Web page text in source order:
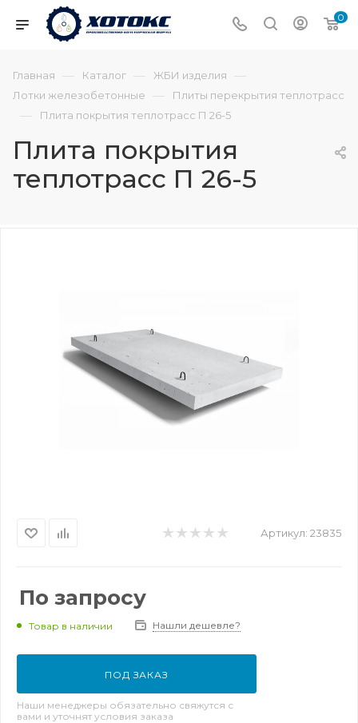
0
Главная — Каталог — ЖБИ изделия —
Лотки железобетонные — Плиты перекрытия теплотрасс
— Плита покрытия теплотрасс П 26-5
Плита покрытия
теплотрасс П 26-5
Артикул: 23835
По запросу
Товар в наличии Нашли дешевле?
ПОД ЗАКАЗ
Наши менеджеры обязательно свяжутся с
вами и уточнят условия заказа